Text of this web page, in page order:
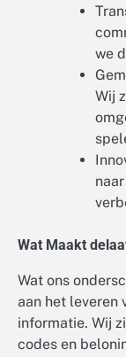
we
Wij
Wat Maakt
Wat ons
aan het leveren
informatie. Wij
codes en